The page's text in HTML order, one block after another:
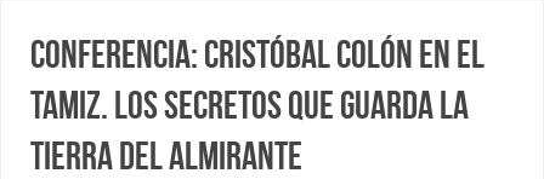
Conferencia: Cristóbal Colón en el
tamiz. Los secretos que guarda la
tierra del Almirante